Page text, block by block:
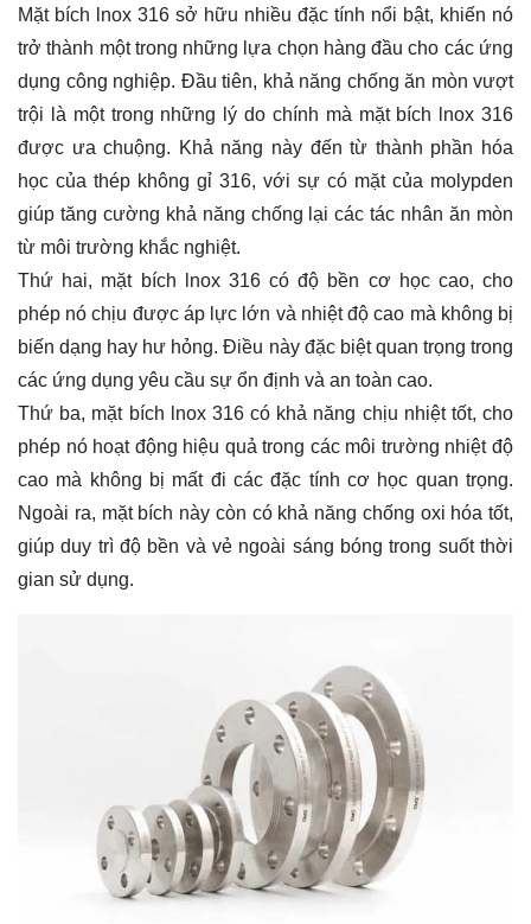
Mặt bích lnox 316 sở hữu nhiều đặc tính nổi bật, khiến nó
trở thành một trong những lựa chọn hàng đầu cho các ứng
dụng công nghiệp. Đầu tiên, khả năng chống ăn mòn vượt
trội là một trong những lý do chính mà mặt bích lnox 316
được ưa chuộng. Khả năng này đến từ thành phần hóa
học của thép không gỉ 316, với sự có mặt của molypden
giúp tăng cường khả năng chống lại các tác nhân ăn mòn
từ môi trường khắc nghiệt.
Thứ hai, mặt bích lnox 316 có độ bền cơ học cao, cho
phép nó chịu được áp lực lớn và nhiệt độ cao mà không bị
biến dạng hay hư hỏng. Điều này đặc biệt quan trọng trong
các ứng dụng yêu cầu sự ổn định và an toàn cao.
Thứ ba, mặt bích lnox 316 có khả năng chịu nhiệt tốt, cho
phép nó hoạt động hiệu quả trong các môi trường nhiệt độ
cao mà không bị mất đi các đặc tính cơ học quan trọng.
Ngoài ra, mặt bích này còn có khả năng chống oxi hóa tốt,
giúp duy trì độ bền và vẻ ngoài sáng bóng trong suốt thời
gian sử dụng.